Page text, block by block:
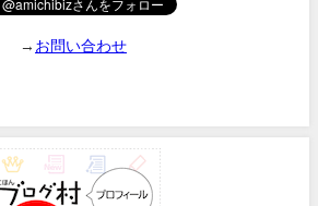
→ お問い合わせ